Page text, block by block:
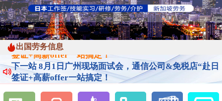
出国劳务信息
下一站 8月1日广州现场面试会，通信公司&免税店“赴日
签证+高薪offer一站搞定！
下一站 8月1日广州现场面试会，通信公司&免税店“赴日
签证+高薪offer一站搞定！
下一站 8月1日广州现场面试会，通信公司&免税店“赴日